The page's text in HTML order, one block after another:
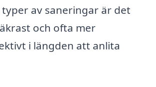
typer av saneringar är det
och ofta mer
i längden att anlita